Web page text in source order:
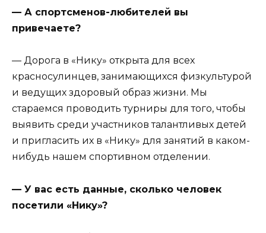
— А спортсменов-любителей вы
привечаете?
— Дорога в «Нику» открыта для всех
красносулинцев, занимающихся физкультурой
и ведущих здоровый образ жизни. Мы
стараемся проводить турниры для того, чтобы
выявить среди участников талантливых детей
и пригласить их в «Нику» для занятий в каком-
нибудь нашем спортивном отделении.
— У вас есть данные, сколько человек
посетили «Нику»?